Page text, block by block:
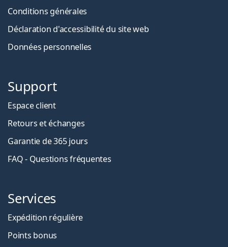
Conditions générales
Déclaration d'accessibilité du site web
Données personnelles
Support
Espace client
Retours et échanges
Garantie de 365 jours
FAQ - Questions fréquentes
Services
Expédition régulière
Points bonus